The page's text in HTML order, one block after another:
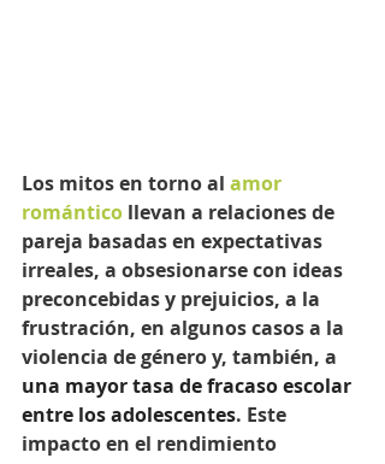
Los mitos en torno al amor
romántico llevan a relaciones de
pareja basadas en expectativas
irreales, a obsesionarse con ideas
preconcebidas y prejuicios, a la
frustración, en algunos casos a la
violencia de género y, también, a
una mayor tasa de fracaso escolar
entre los adolescentes. Este
impacto en el rendimiento